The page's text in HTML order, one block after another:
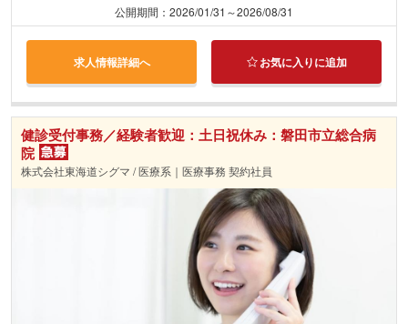
公開期間：2026/01/31～2026/08/31
求人情報詳細へ お気に入りに追加
健診受付事務／経験者歓迎：土日祝休み：磐田市立総合病
院
株式会社東海道シグマ / 医療系｜医療事務 契約社員